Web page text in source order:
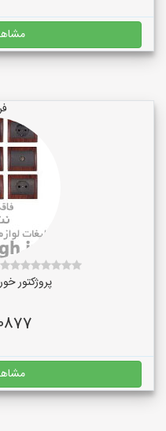
پروژکتور